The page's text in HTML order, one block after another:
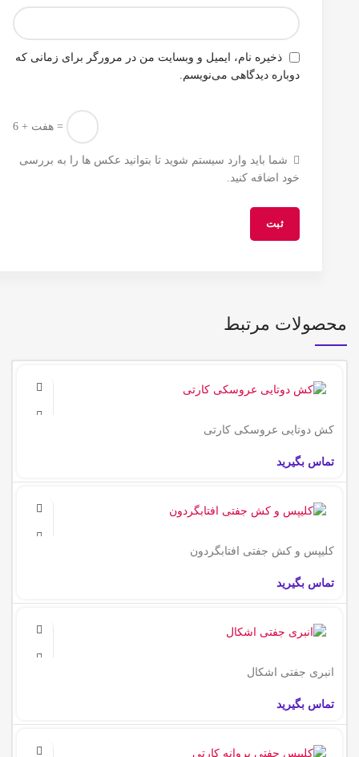
ذخیره نام، ایمیل و وبسایت من در مرورگر برای زمانی که
دوباره دیدگاهی می‌نویسم.
6 + هفت =
شما باید وارد سیستم شوید تا بتوانید عکس ها را به بررسی
خود اضافه کنید.
محصولات مرتبط
کش دو‌تایی عروسکی کارتی
تماس بگیرید
کلیپس و کش جفتی ‌افتابگردون
تماس بگیرید
انبری جفتی اشکال
تماس بگیرید